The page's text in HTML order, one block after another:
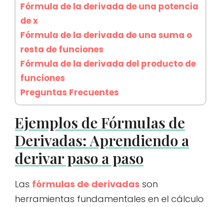
Fórmula de la derivada de una potencia
de x
Fórmula de la derivada de una suma o
resta de funciones
Fórmula de la derivada del producto de
funciones
Preguntas Frecuentes
Ejemplos de Fórmulas de
Derivadas: Aprendiendo a
derivar paso a paso
Las fórmulas de derivadas son
herramientas fundamentales en el cálculo